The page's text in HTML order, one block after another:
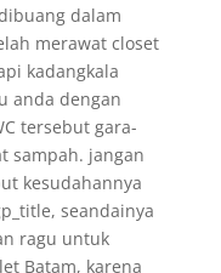
dalam
merawat closet
kadangkala
anda dengan
tersebut gara-
sampah. jangan
kesudahannya
seandainya
ragu untuk
Batam, karena